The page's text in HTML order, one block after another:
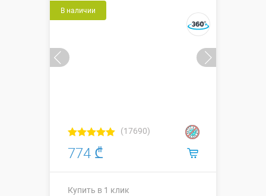
В наличии
(17690)
774 ₾
Купить в 1 клик